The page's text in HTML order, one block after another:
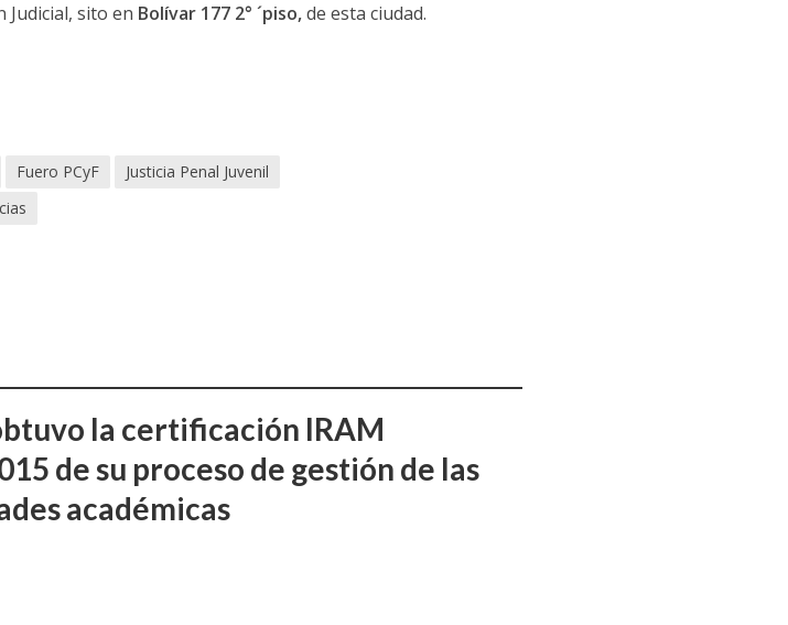
Judicial, sito en Bolívar 177 2° ´piso,de esta ciudad.
Fuero PCyF
Justicia Penal Juvenil
la certificación IRAM
de su proceso de gestión de las
académicas